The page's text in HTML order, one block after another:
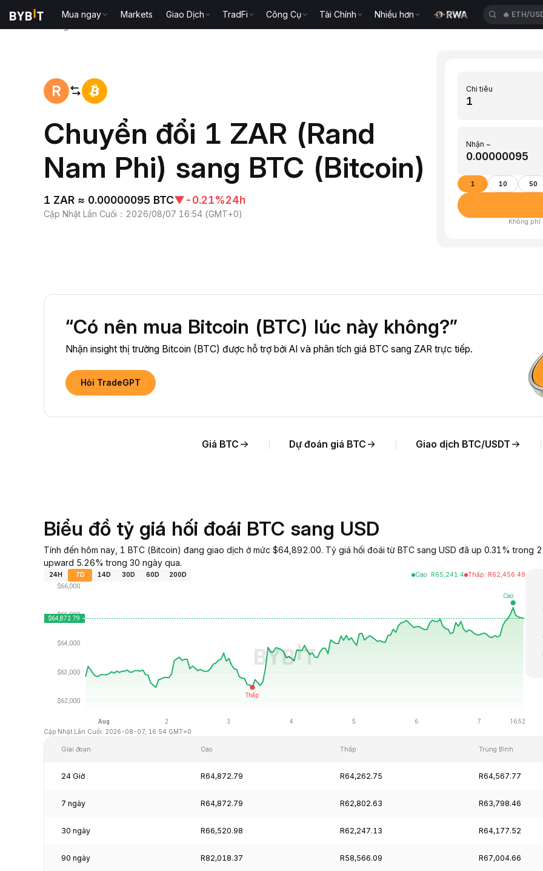
Mua ngay Markets Giao Dịch TradFi Công Cụ Tài Chính Nhiều hơn 🔥 ETH/
Chuyển đổi 1 ZAR (Rand
Nam Phi) sang BTC (Bitcoin)
1 ZAR ≈ 0.00000095 BTC▼-0.21%24h
Cập Nhật Lần Cuối ： 2026/08/07 16:54 (GMT+0)
Chi tiêu
Nhận ~
1 10 50
Không phí
“Có nên mua Bitcoin (BTC) lúc này không?”
Nhận insight thị trường Bitcoin (BTC) được hỗ trợ bởi AI và phân tích giá BTC sang ZAR trực tiếp.
Hỏi TradeGPT
Giá BTC Dự đoán giá BTC Giao dịch BTC/USDT
Biểu đồ tỷ giá hối đoái BTC sang USD
Tính đến hôm nay, 1 BTC (Bitcoin) đang giao dịch ở mức $64,892.00. Tỷ giá hối đoái từ BTC sang USD đã up 0.31% trong
upward 5.26% trong 30 ngày qua.
24H 7D 14D 30D 60D 200D Cao: R65,241.4 Thấp: R62,456.49
Cập Nhật Lần Cuối: 2026-08-07, 16:54 GMT+0
Giai đoạn Cao Thấp Trung Bình
24 Giờ R64,872.79 R64,262.75 R64,567.77
7 ngày R64,872.79 R62,802.63 R63,798.46
30 ngày R66,520.98 R62,247.13 R64,177.52
90 ngày R82,018.37 R58,566.09 R67,004.66